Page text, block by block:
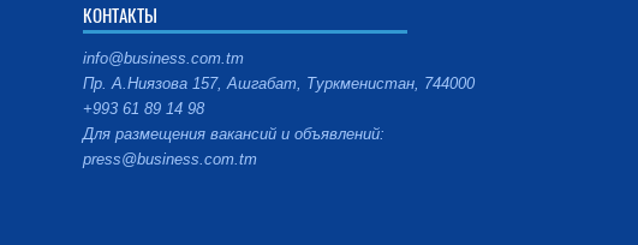
КОНТАКТЫ
info@business.com.tm
Пр. А.Ниязова 157, Ашгабат, Туркменистан, 744000
+993 61 89 14 98
Для размещения вакансий и объявлений:
press@business.com.tm